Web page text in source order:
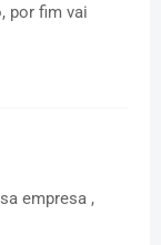
por fim vai
empresa ,